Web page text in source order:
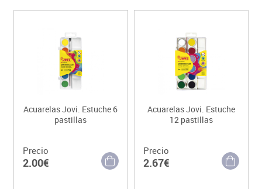
Acuarelas Jovi. Estuche 6
pastillas
Precio
2.00€
Acuarelas Jovi. Estuche
12 pastillas
Precio
2.67€